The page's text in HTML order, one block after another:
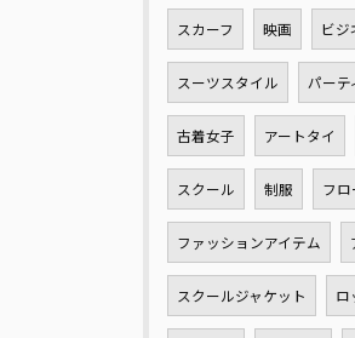
スカーフ 映画 ビジ
スーツスタイル パーテ
古着女子 アートタイ
スクール 制服 フ
ファッションアイテム
スクールジャケット ロ